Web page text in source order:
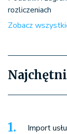
rozliczeniach
Zobacz
Import